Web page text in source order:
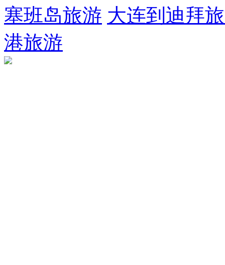
塞班岛旅游 大连到迪拜
港旅游